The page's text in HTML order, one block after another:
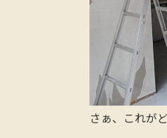
さぁ、これが